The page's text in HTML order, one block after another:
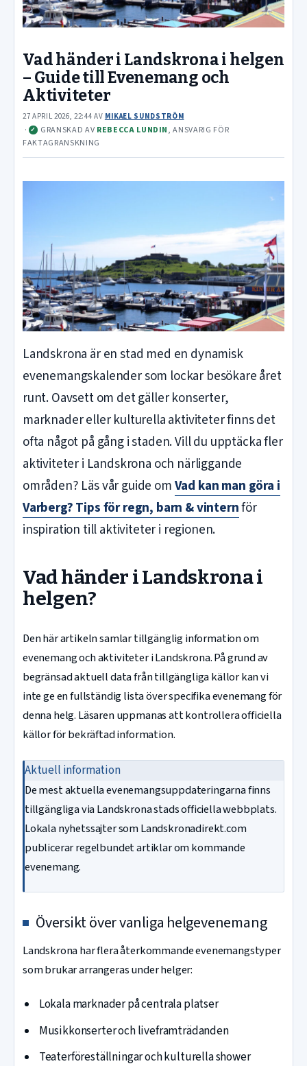
Vad händer i Landskrona i helgen
– Guide till Evenemang och
Aktiviteter
27 APRIL 2026, 22:44 AV MIKAEL SUNDSTRÖM
· ✓ GRANSKAD AV REBECCA LUNDIN, ANSVARIG FÖR
FAKTAGRANSKNING
Landskrona är en stad med en dynamisk
evenemangskalender som lockar besökare året
runt. Oavsett om det gäller konserter,
marknader eller kulturella aktiviteter finns det
ofta något på gång i staden. Vill du upptäcka fler
aktiviteter i Landskrona och närliggande
områden? Läs vår guide omVad kan man göra i
Varberg? Tips för regn, barn & vinternför
inspiration till aktiviteter i regionen.
Vad händer i Landskrona i
helgen?
Den här artikeln samlar tillgänglig information om
evenemang och aktiviteter i Landskrona. På grund av
begränsad aktuell data från tillgängliga källor kan vi
inte ge en fullständig lista över specifika evenemang för
denna helg. Läsaren uppmanas att kontrollera officiella
källor för bekräftad information.
Aktuell information
De mest aktuella evenemangsuppdateringarna finns
tillgängliga via Landskrona stads officiella webbplats.
Lokala nyhetssajter som Landskronadirekt.com
publicerar regelbundet artiklar om kommande
evenemang.
Översikt över vanliga helgevenemang
Landskrona har flera återkommande evenemangstyper
som brukar arrangeras under helger:
Lokala marknader på centrala platser
Musikkonserter och liveframträdanden
Teaterföreställningar och kulturella shower